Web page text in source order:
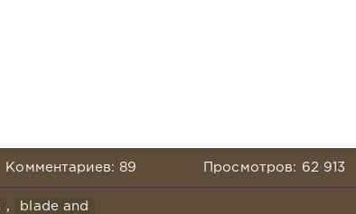
Комментариев: 89 Просмотров: 62 913
, blade and